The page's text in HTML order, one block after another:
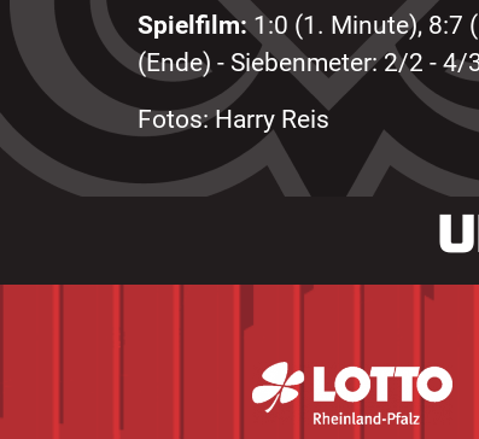
Spielfilm:1:0 (1. Minute), 8:7
(Ende) - Siebenmeter: 2/2 -
Fotos: Harry Reis